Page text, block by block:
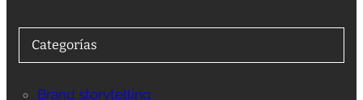
Categorías
Brand storytelling